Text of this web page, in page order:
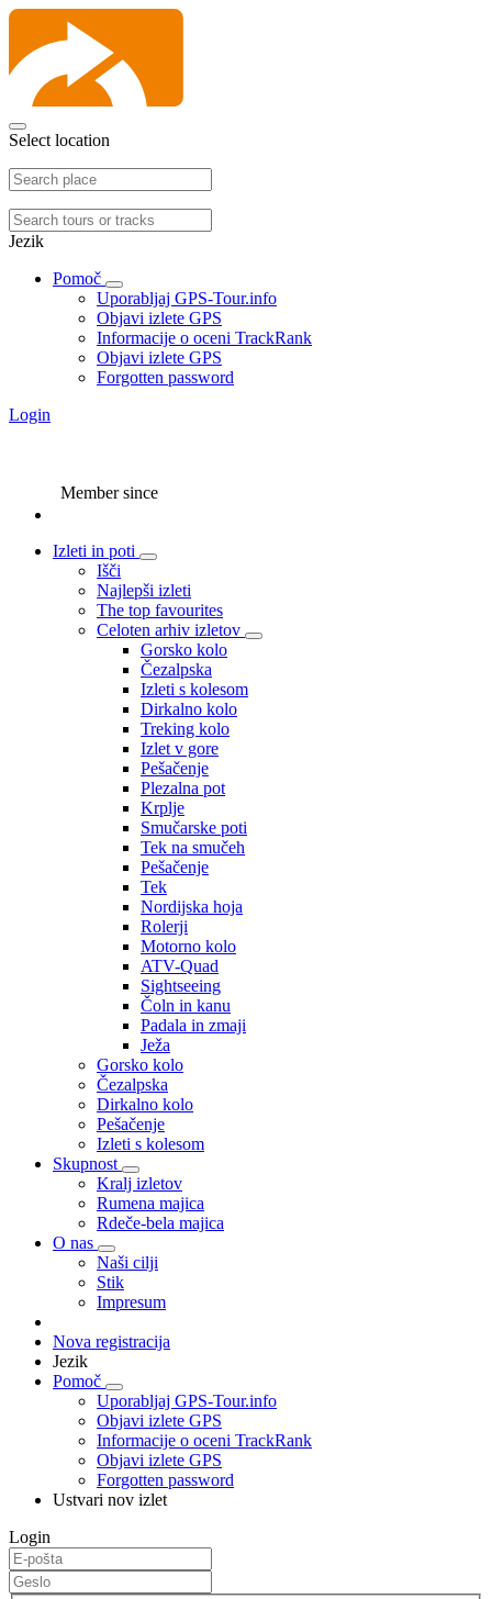
Select location
Jezik
Pomoč
Uporabljaj GPS-Tour.info
Objavi izlete GPS
Informacije o oceni TrackRank
Objavi izlete GPS
Forgotten password
Login
Member since
Izleti in poti
Išči
Najlepši izleti
The top favourites
Celoten arhiv izletov
Gorsko kolo
Čezalpska
Izleti s kolesom
Dirkalno kolo
Treking kolo
Izlet v gore
Pešačenje
Plezalna pot
Krplje
Smučarske poti
Tek na smučeh
Pešačenje
Tek
Nordijska hoja
Rolerji
Motorno kolo
ATV-Quad
Sightseeing
Čoln in kanu
Padala in zmaji
Ježa
Gorsko kolo
Čezalpska
Dirkalno kolo
Pešačenje
Izleti s kolesom
Skupnost
Kralj izletov
Rumena majica
Rdeče-bela majica
O nas
Naši cilji
Stik
Impresum
Nova registracija
Jezik
Pomoč
Uporabljaj GPS-Tour.info
Objavi izlete GPS
Informacije o oceni TrackRank
Objavi izlete GPS
Forgotten password
Ustvari nov izlet
Login